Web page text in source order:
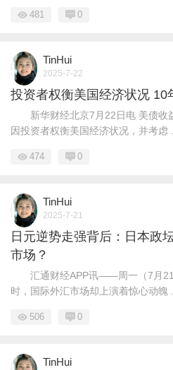
481 0
TinHui
2025-7-22
投资者权衡美国经济状况 10
新华财经北京7月22日电 美债收
因投资者权衡美国经济状况，并考虑 ...
474 0
TinHui
2025-7-21
日元逆势走强背后：日本政
市场？
汇通财经APP讯——周一（7月21
时，国际外汇市场却上演着惊心动魄 ...
506 0
TinHui